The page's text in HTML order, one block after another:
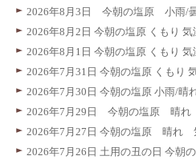
2026年8月3日 今朝の塩原 小雨
2026年8月2日 今朝の塩原 くもり
2026年8月1日 今朝の塩原 くもり
2026年7月31日 今朝の塩原 くもり
2026年7月30日 今朝の塩原 小雨/晴
2026年7月29日 今朝の塩原 晴
2026年7月27日 今朝の塩原 晴れ
2026年7月26日 土用の丑の日 今朝